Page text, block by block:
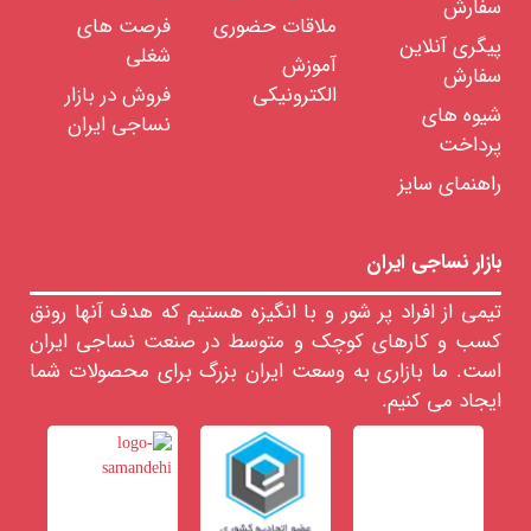
مانفورس
بروکنر
سان
سوپر
فرارو
تکس
اشتورک
مشترک
بین
ماشین
آلات
ابزار
تجهیزات
سفارش
پیگری آنلاین
سفارش
شیوه های
پرداخت
راهنمای سایز
ملاقات حضوری
آموزش
الکترونیکی
فرصت های
شغلی
فروش در بازار
نساجی ایران
بازار نساجی ایران
تیمی از افراد پر شور و با انگیزه هستیم که هدف آنها رونق
کسب و کارهای کوچک و متوسط در صنعت نساجی ایران
است. ما بازاری به وسعت ایران بزرگ برای محصولات شما
ایجاد می کنیم.